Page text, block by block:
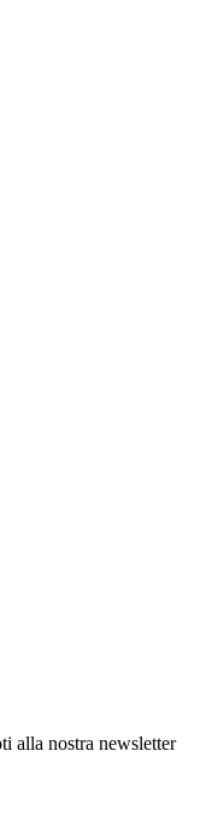
alla nostra newsletter